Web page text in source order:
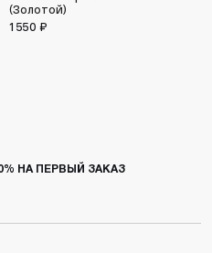
(Золотой)
1 550 ₽
НА ПЕРВЫЙ ЗАКАЗ